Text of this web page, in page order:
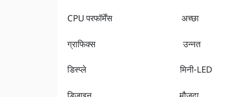
CPU परफॉर्मेंस
ग्राफिक्स उन्नत
डिस्प्ले मिनी-